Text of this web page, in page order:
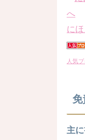
に
人気
免
主